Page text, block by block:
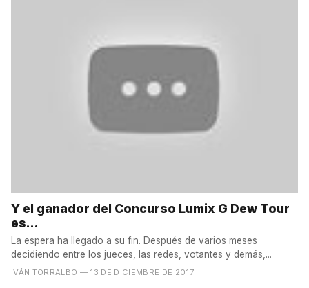
Y el ganador del Concurso Lumix G Dew Tour
es...
La espera ha llegado a su fin. Después de varios meses
decidiendo entre los jueces, las redes, votantes y demás,...
IVÁN TORRALBO — 13 DE DICIEMBRE DE 2017